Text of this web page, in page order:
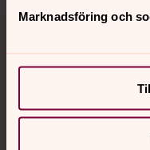
Marknadsföring och
Tillbaka till toppen
Tillbaka till innehållet
Kontakt